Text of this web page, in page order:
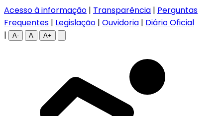
Acesso à informação | Transparência | Perguntas
Frequentes | Legislação | Ouvidoria | Diário Oficial
|
A- A A+